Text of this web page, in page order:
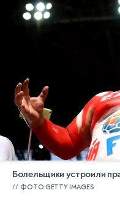
Болельщики устроили
ФОТО:GETTY IMAGES